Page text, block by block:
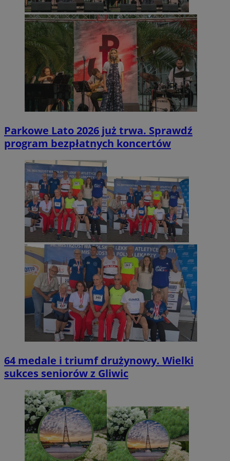
Parkowe Lato 2026 już trwa. Sprawdź
program bezpłatnych koncertów
64 medale i triumf drużynowy. Wielki
sukces seniorów z Gliwic